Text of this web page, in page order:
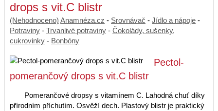
drops s vit.C blistr
(Nehodnoceno) Anamnéza.cz - Srovnávač - Jídlo a nápoje -
Potraviny - Trvanlivé potraviny - Čokolády, sušenky,
cukrovinky - Bonbóny
Pectol-
pomerančový drops s vit.C blistr
Pomerančové dropsy s vitamínem C. Lahodná chuť díky
přírodním příchutím. Osvěží dech. Plastový blistr je praktický